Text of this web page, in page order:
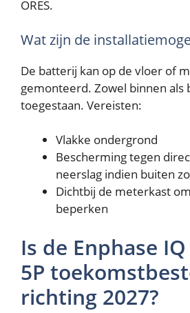
ORES.
Wat zijn de
De batterij kan op de vloer of
gemonteerd. Zowel binnen als
toegestaan. Vereisten:
Vlakke ondergrond
Bescherming tegen
neerslag indien buiten
Dichtbij de meterkast
beperken
Is de Enphase
5P
richting 2027?